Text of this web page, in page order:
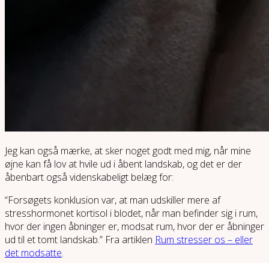
Jeg kan også mærke, at sker noget godt med mig, når mine
øjne kan få lov at hvile ud i åbent landskab, og det er der
åbenbart også videnskabeligt belæg for:
“Forsøgets konklusion var, at man udskiller mere af
stresshormonet kortisol i blodet, når man befinder sig i rum,
hvor der ingen åbninger er, modsat rum, hvor der er åbninger
ud til et tomt landskab.” Fra artiklen Rum stresser os – eller
det modsatte.